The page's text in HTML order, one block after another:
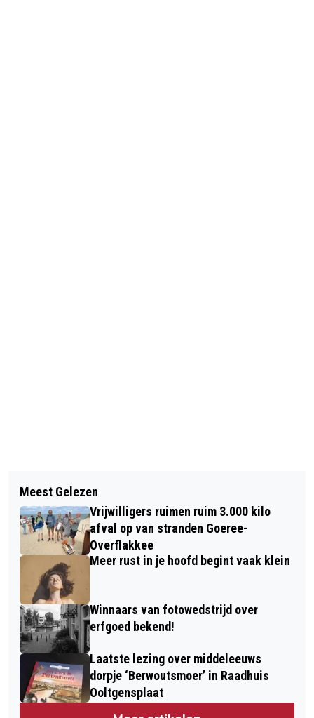
EUROPESE GASPRIJS STIJGT BIJNA
10 PROCENT DEZE WEEK
BIBLIOTHEEK MIDDELHARNIS
LAATSTE WEKEN AUGUSTUS DICHT
Meest Gelezen
Vrijwilligers ruimen ruim 3.000 kilo
afval op van stranden Goeree-
Overflakkee
Meer rust in je hoofd begint vaak klein
Winnaars van fotowedstrijd over
erfgoed bekend!
Laatste lezing over middeleeuws
dorpje ‘Berwoutsmoer’ in Raadhuis
Ooltgensplaat